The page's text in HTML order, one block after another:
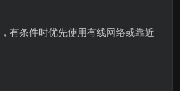
，有条件时优先使用有线网络或靠近